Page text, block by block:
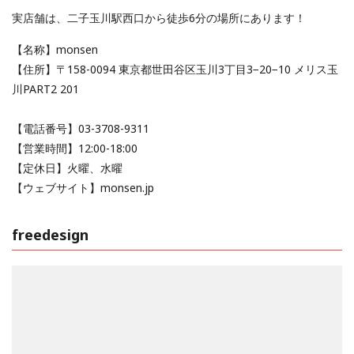
実店舗は、二子玉川駅西口から徒歩6分の場所にあります！
【名称】monsen
【住所】〒158-0094 東京都世田谷区玉川3丁目3−20−10 メリス玉
川PART2 201
【電話番号】03-3708-9311
【営業時間】12:00-18:00
【定休日】火曜、水曜
【ウェブサイト】monsen.jp
freedesign